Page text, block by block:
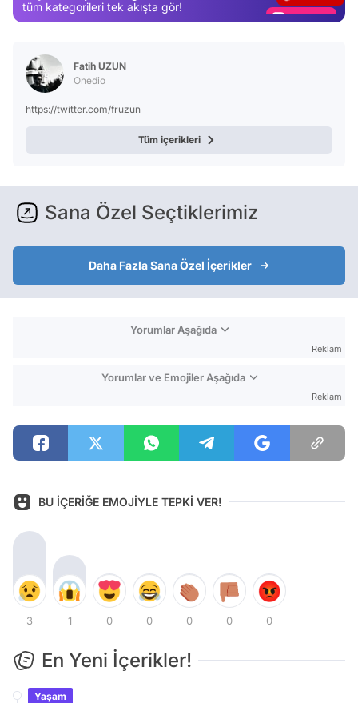
tüm kategorileri tek akışta gör!
Fatih UZUN
Onedio
https://twitter.com/fruzun
Tüm içerikleri
Sana Özel Seçtiklerimiz
Daha Fazla Sana Özel İçerikler
Yorumlar Aşağıda
Reklam
Yorumlar ve Emojiler Aşağıda
Reklam
BU İÇERİĞE EMOJİYLE TEPKİ VER!
3 1 0 0 0 0 0
En Yeni İçerikler!
Yaşam